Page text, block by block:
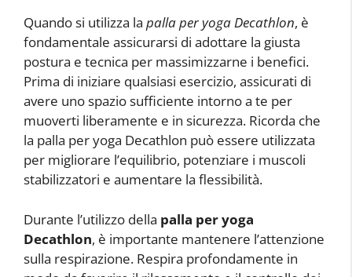
Quando si utilizza la palla per yoga Decathlon, è
fondamentale assicurarsi di adottare la giusta
postura e tecnica per massimizzarne i benefici.
Prima di iniziare qualsiasi esercizio, assicurati di
avere uno spazio sufficiente intorno a te per
muoverti liberamente e in sicurezza. Ricorda che
la palla per yoga Decathlon può essere utilizzata
per migliorare l’equilibrio, potenziare i muscoli
stabilizzatori e aumentare la flessibilità.
Durante l’utilizzo della palla per yoga
Decathlon, è importante mantenere l’attenzione
sulla respirazione. Respira profondamente in